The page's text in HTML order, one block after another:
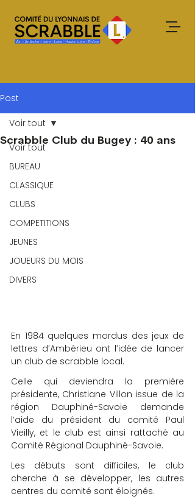
Post
Voir tout
BUREAU
CLASSIQUE
CLUBS
COMPETITIONS
JEUNES
JOUEURS DU MOIS
DIVERS
Voir tout
Scrabble Club du Bugey : 40 ans
En 1984 quelques mordus des jeux de
lettres d’Ambérieu ont l’idée de lancer
un club de scrabble local.
Celle qui deviendra la première
présidente, Christiane Villon issue de la
région Dauphiné-Savoie demande
l’aide du président du comité Paul
Vieilly, et le club est ainsi rattaché au
Comité Régional Dauphiné-Savoie.
Les débuts sont difficiles, le club
cherche à se développer, les autres
centres du comité sont éloignés.